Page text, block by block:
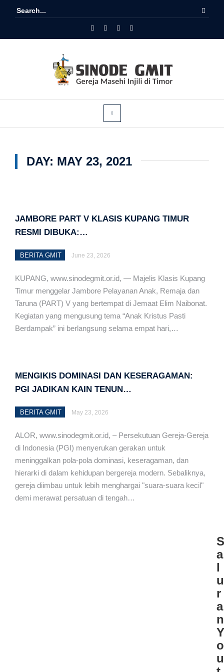
DAY: MAY 23, 2021
JAMBORE PART V KLASIS KUPANG TIMUR
RESMI DIBUKA:…
BERITA GMIT June 23, 2026
KUPANG, www.sinodegmit.or.id, — Majelis Klasis Kupang
Timur menggelar Jambore Pelayanan Anak, Remaja dan
Taruna (PART) V yang bertempat di Jemaat Elim Naibonat.
Kegiatan yang mengusung tema “Anak Kristus Pasti
Berdampak” ini berlangsung selama empat hari,…
MENGIKIS DOMINASI DAN KESERAGAMAN:
PGI JADIKAN KAIN TENUN…
BERITA GMIT May 23, 2026
ALOR, www.sinodegmit.or.id, – Persekutuan Gereja-Gereja
di Indonesia (PGI) menyerukan gerakan untuk
meninggalkan pola-pola dominasi, keseragaman, dan
hierarki di dalam kehidupan bergereja modern. Sebaliknya,
gereja diimbau untuk lebih menghargai "suara-suara kecil"
demi merawat persatuan di tengah…
S
a
l
u
r
a
n
Y
o
u